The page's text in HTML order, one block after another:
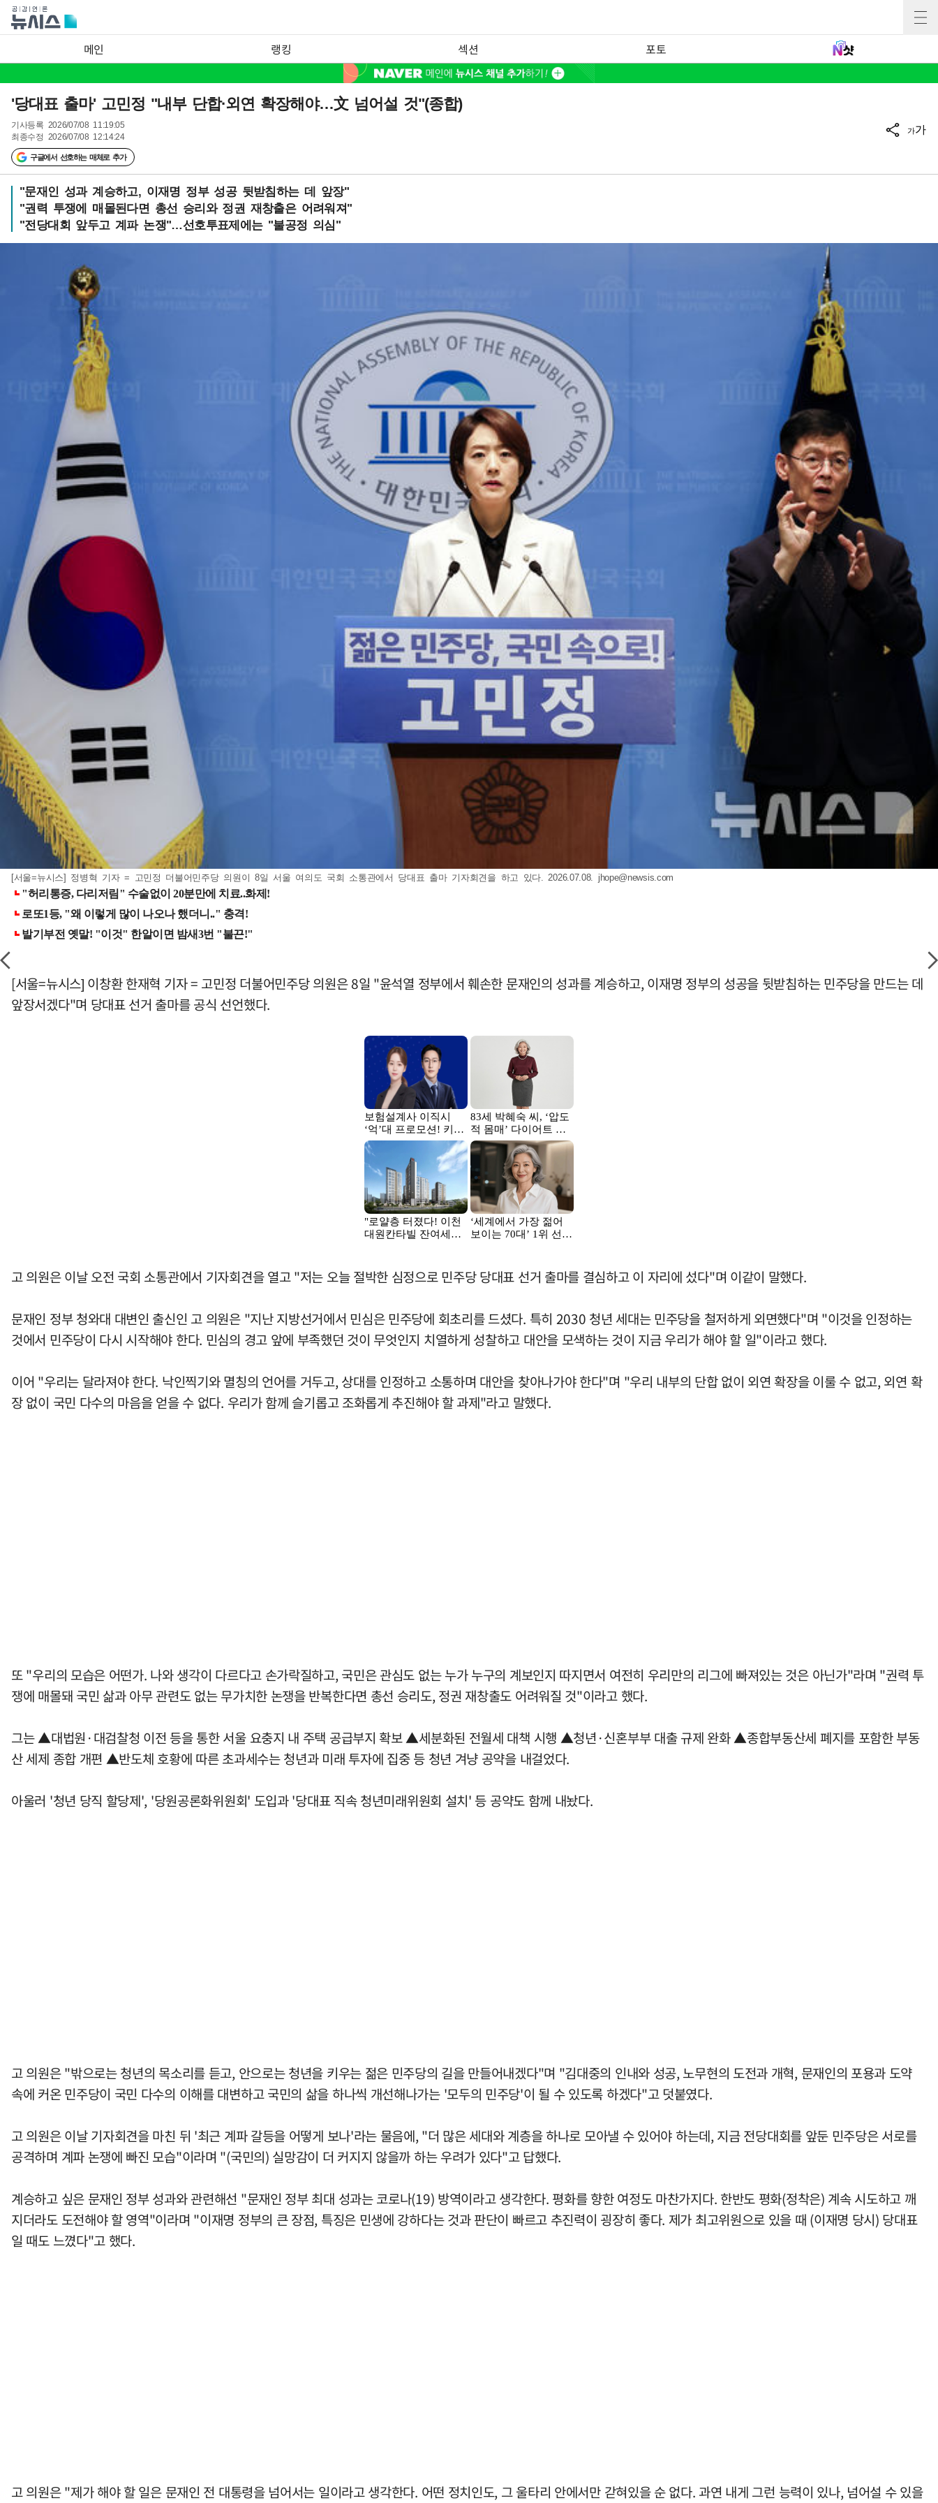
메인 랭킹 섹션 포토
'당대표 출마' 고민정 "내부 단합·외연 확장해야…文 넘어설 것"(종합)
기사등록 2026/07/08 11:19:05
최종수정 2026/07/08 12:14:24
구글에서 선호하는 매체로 추가
가가
"문재인 성과 계승하고, 이재명 정부 성공 뒷받침하는 데 앞장"
"권력 투쟁에 매몰된다면 총선 승리와 정권 재창출은 어려워져"
"전당대회 앞두고 계파 논쟁"…선호투표제에는 "불공정 의심"
[서울=뉴시스] 정병혁 기자 = 고민정 더불어민주당 의원이 8일 서울 여의도 국회 소통관에서 당대표 출마 기자회견을 하고 있다. 2026.07.08. jhope@newsis.com
[서울=뉴시스] 이창환 한재혁 기자 = 고민정 더불어민주당 의원은 8일 "윤석열 정부에서 훼손한 문재인의 성과를 계승하고, 이재명 정부의 성공을 뒷받침하는 민주당을 만드는 데
앞장서겠다"며 당대표 선거 출마를 공식 선언했다.
고 의원은 이날 오전 국회 소통관에서 기자회견을 열고 "저는 오늘 절박한 심정으로 민주당 당대표 선거 출마를 결심하고 이 자리에 섰다"며 이같이 말했다.
문재인 정부 청와대 대변인 출신인 고 의원은 "지난 지방선거에서 민심은 민주당에 회초리를 드셨다. 특히 2030 청년 세대는 민주당을 철저하게 외면했다"며 "이것을 인정하는
것에서 민주당이 다시 시작해야 한다. 민심의 경고 앞에 부족했던 것이 무엇인지 치열하게 성찰하고 대안을 모색하는 것이 지금 우리가 해야 할 일"이라고 했다.
이어 "우리는 달라져야 한다. 낙인찍기와 멸칭의 언어를 거두고, 상대를 인정하고 소통하며 대안을 찾아나가야 한다"며 "우리 내부의 단합 없이 외연 확장을 이룰 수 없고, 외연 확
장 없이 국민 다수의 마음을 얻을 수 없다. 우리가 함께 슬기롭고 조화롭게 추진해야 할 과제"라고 말했다.
또 "우리의 모습은 어떤가. 나와 생각이 다르다고 손가락질하고, 국민은 관심도 없는 누가 누구의 계보인지 따지면서 여전히 우리만의 리그에 빠져있는 것은 아닌가"라며 "권력 투
쟁에 매몰돼 국민 삶과 아무 관련도 없는 무가치한 논쟁을 반복한다면 총선 승리도, 정권 재창출도 어려워질 것"이라고 했다.
그는 ▲대법원·대검찰청 이전 등을 통한 서울 요충지 내 주택 공급부지 확보 ▲세분화된 전월세 대책 시행 ▲청년·신혼부부 대출 규제 완화 ▲종합부동산세 폐지를 포함한 부동
산 세제 종합 개편 ▲반도체 호황에 따른 초과세수는 청년과 미래 투자에 집중 등 청년 겨냥 공약을 내걸었다.
아울러 '청년 당직 할당제', '당원공론화위원회' 도입과 '당대표 직속 청년미래위원회 설치' 등 공약도 함께 내놨다.
고 의원은 "밖으로는 청년의 목소리를 듣고, 안으로는 청년을 키우는 젊은 민주당의 길을 만들어내겠다"며 "김대중의 인내와 성공, 노무현의 도전과 개혁, 문재인의 포용과 도약
속에 커온 민주당이 국민 다수의 이해를 대변하고 국민의 삶을 하나씩 개선해나가는 '모두의 민주당'이 될 수 있도록 하겠다"고 덧붙였다.
고 의원은 이날 기자회견을 마친 뒤 '최근 계파 갈등을 어떻게 보나'라는 물음에, "더 많은 세대와 계층을 하나로 모아낼 수 있어야 하는데, 지금 전당대회를 앞둔 민주당은 서로를
공격하며 계파 논쟁에 빠진 모습"이라며 "(국민의) 실망감이 더 커지지 않을까 하는 우려가 있다"고 답했다.
계승하고 싶은 문재인 정부 성과와 관련해선 "문재인 정부 최대 성과는 코로나(19) 방역이라고 생각한다. 평화를 향한 여정도 마찬가지다. 한반도 평화(정착은) 계속 시도하고 깨
지더라도 도전해야 할 영역"이라며 "이재명 정부의 큰 장점, 특징은 민생에 강하다는 것과 판단이 빠르고 추진력이 굉장히 좋다. 제가 최고위원으로 있을 때 (이재명 당시) 당대표
일 때도 느꼈다"고 했다.
고 의원은 "제가 해야 할 일은 문재인 전 대통령을 넘어서는 일이라고 생각한다. 어떤 정치인도, 그 울타리 안에서만 갇혀있을 순 없다. 과연 내게 그런 능력이 있나, 넘어설 수 있을